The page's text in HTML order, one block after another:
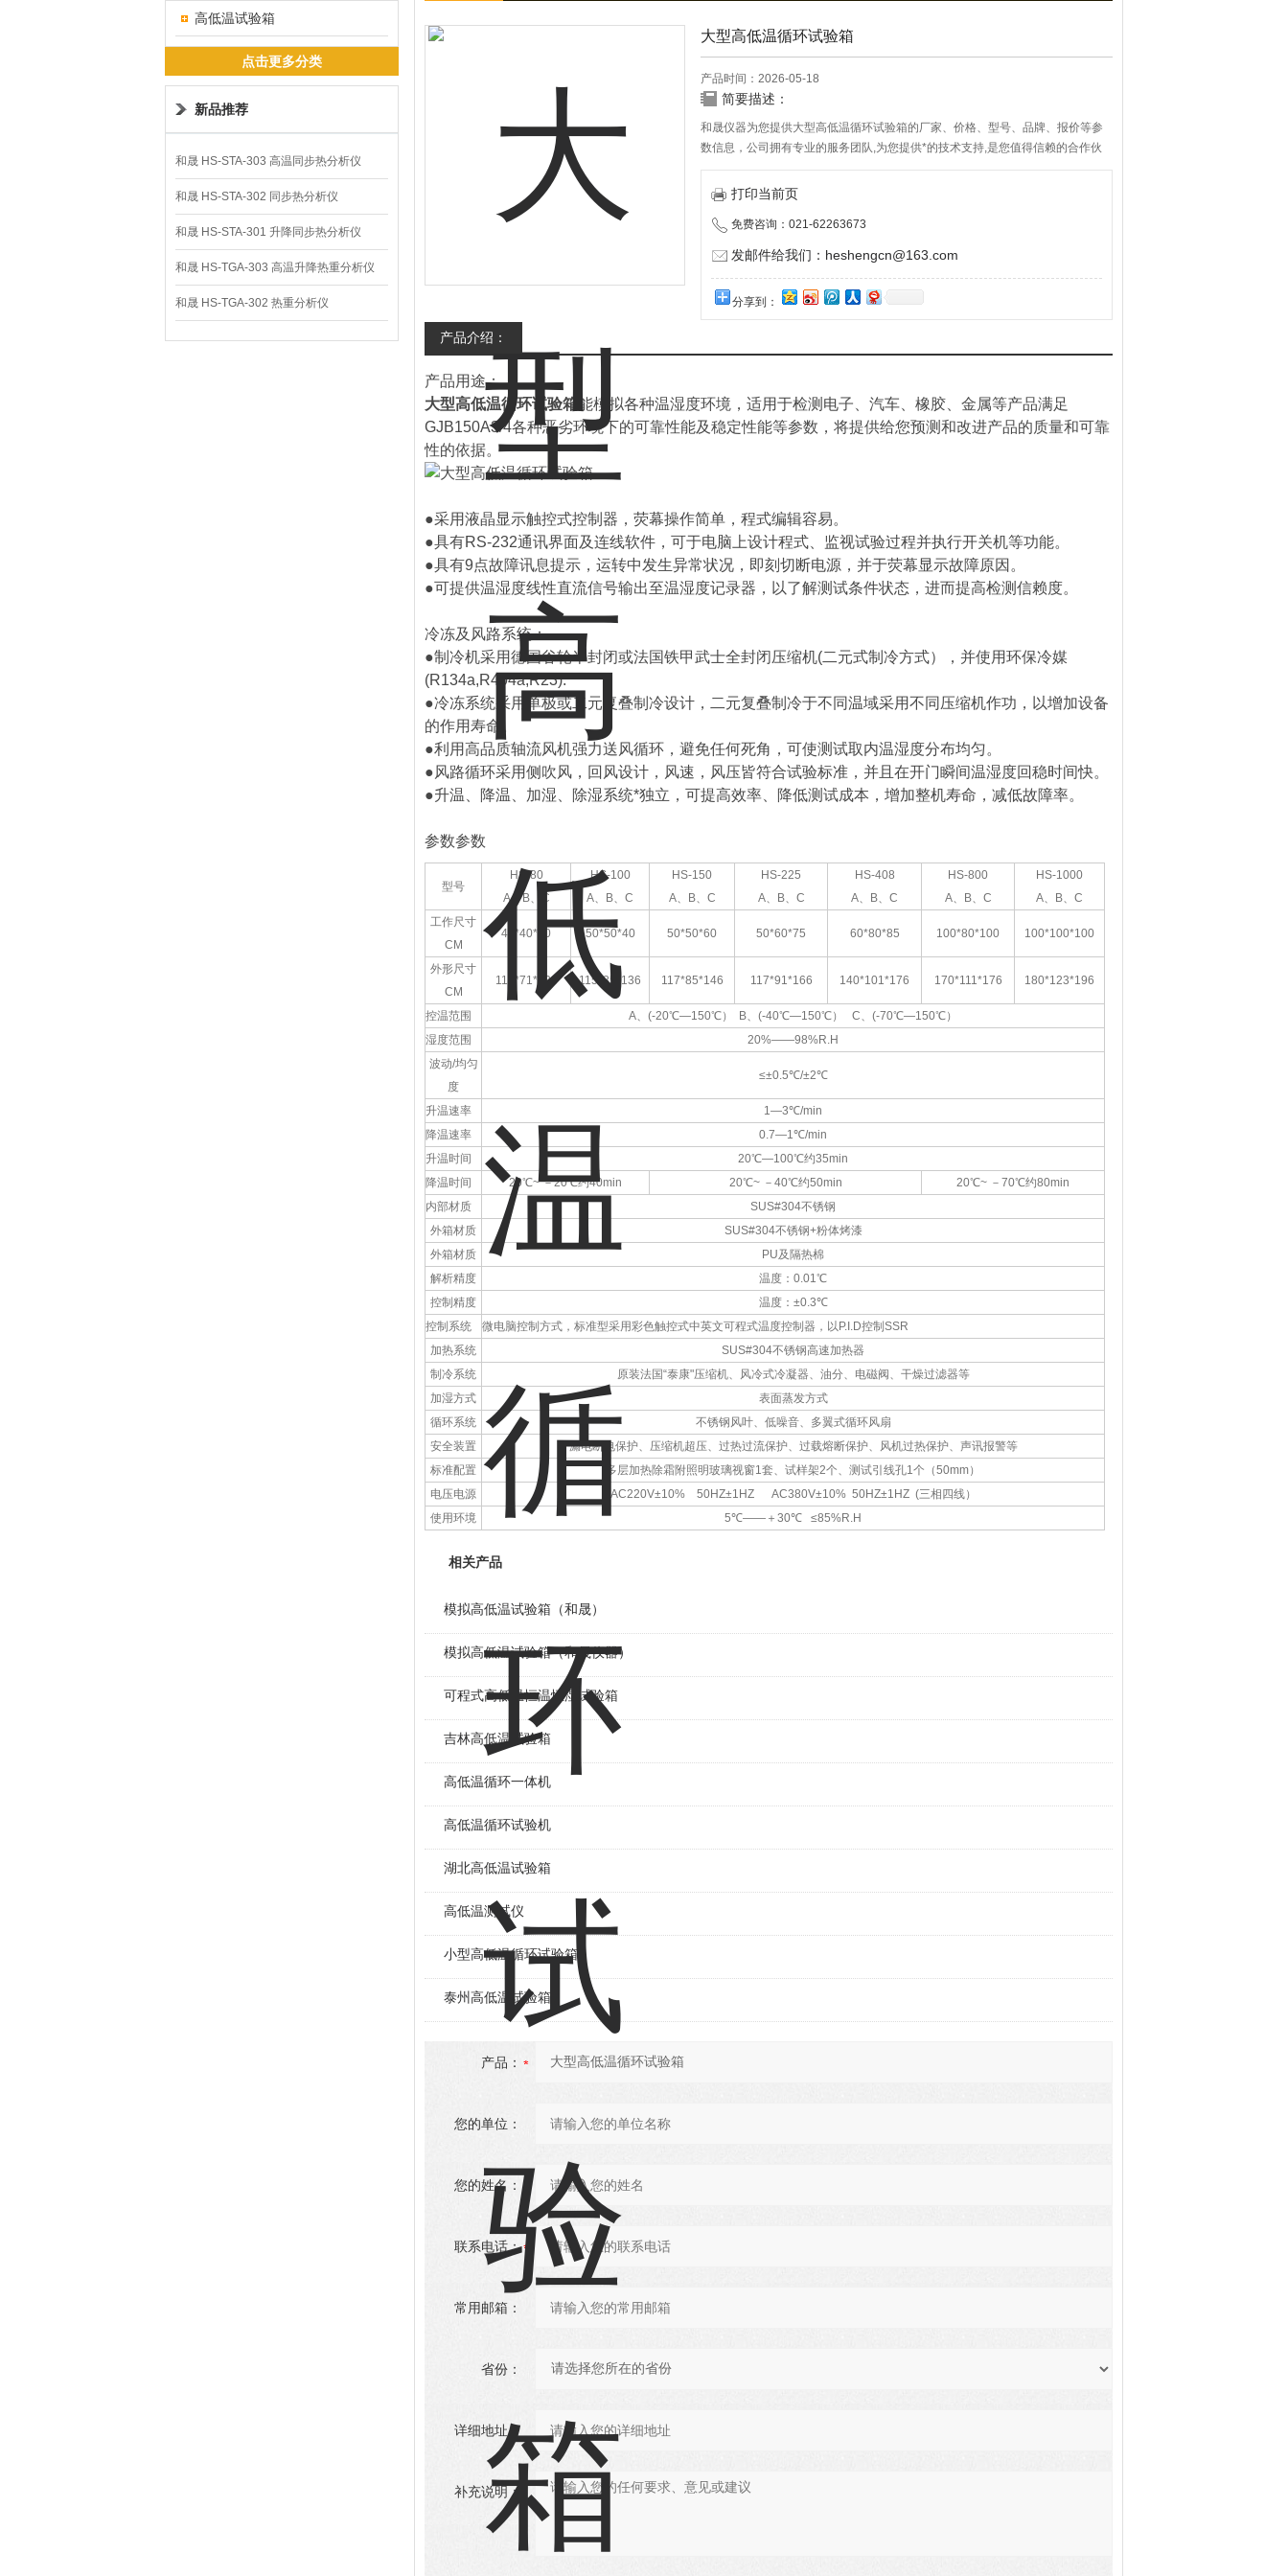
高低温试验箱
点击更多分类
新品推荐
和晟 HS-STA-303 高温同步热分析仪
和晟 HS-STA-302 同步热分析仪
和晟 HS-STA-301 升降同步热分析仪
和晟 HS-TGA-303 高温升降热重分析仪
和晟 HS-TGA-302 热重分析仪
大型高低温循环试验箱
产品时间：2026-05-18
简要描述：
和晟仪器为您提供大型高低温循环试验箱的厂家、价格、型号、品牌、报价等参
数信息，公司拥有专业的服务团队,为您提供*的技术支持,是您值得信赖的合作伙
伴。
打印当前页
免费咨询：021-62263673
发邮件给我们：heshengcn@163.com
分享到：
产品介绍：
产品用途：
大型高低温循环试验箱 能模拟各种温湿度环境，适用于检测电子、汽车、橡胶、金属等产品满足
GJB150A3/4各种恶劣环境下的可靠性能及稳定性能等参数，将提供给您预测和改进产品的质量和可靠
性的依据。
●采用液晶显示触控式控制器，荧幕操作简单，程式编辑容易。
●具有RS-232通讯界面及连线软件，可于电脑上设计程式、监视试验过程并执行开关机等功能。
●具有9点故障讯息提示，运转中发生异常状况，即刻切断电源，并于荧幕显示故障原因。
●可提供温湿度线性直流信号输出至温湿度记录器，以了解测试条件状态，进而提高检测信赖度。
冷冻及风路系统：
●制冷机采用德国谷轮半封闭或法国铁甲武士全封闭压缩机(二元式制冷方式），并使用环保冷媒
(R134a,R404a,R23).
●冷冻系统采用单极或二元复叠制冷设计，二元复叠制冷于不同温域采用不同压缩机作功，以增加设备
的作用寿命。
●利用高品质轴流风机强力送风循环，避免任何死角，可使测试取内温湿度分布均匀。
●风路循环采用侧吹风，回风设计，风速，风压皆符合试验标准，并且在开门瞬间温湿度回稳时间快。
●升温、降温、加湿、除湿系统*独立，可提高效率、降低测试成本，增加整机寿命，减低故障率。
参数参数
型号
HS-80
A、B、C
HS-100
A、B、C
HS-150
A、B、C
HS-225
A、B、C
HS-408
A、B、C
HS-800
A、B、C
HS-1000
A、B、C
工作尺寸
CM
40*40*50 50*50*40 50*50*60 50*60*75 60*80*85 100*80*100 100*100*100
外形尺寸
CM
110*71*136 115*85*136 117*85*146 117*91*166 140*101*176 170*111*176 180*123*196
控温范围
A、(-20℃—150℃） B、(-40℃—150℃） C、(-70℃—150℃）
湿度范围
20%——98%R.H
波动/均匀
度
≤±0.5℃/±2℃
升温速率
1—3℃/min
降温速率
0.7—1℃/min
升温时间
20℃—100℃约35min
降温时间
20℃~ －20℃约40min 20℃~ －40℃约50min
20℃~ －70℃约80min
内部材质
SUS#304不锈钢
外箱材质
SUS#304不锈钢+粉体烤漆
外箱材质
PU及隔热棉
解析精度
温度：0.01℃
控制精度
温度： ±0.3℃
控制系统
微电脑控制方式，标准型采用彩色触控式中英文可程式温度控制器，以P.I.D控制SSR
加热系统
SUS#304不锈钢高速加热器
制冷系统
原装法国“泰康"压缩机、风冷式冷凝器、油分、电磁阀、干燥过滤器等
加湿方式
表面蒸发方式
循环系统
不锈钢风叶、低噪音、多翼式循环风扇
安全装置
漏电断电保护、压缩机超压、过热过流保护、过载熔断保护、风机过热保护、声讯报警等
标准配置
多层加热除霜附照明玻璃视窗1套、试样架2个、测试引线孔1个（50mm）
电压电源
AC220V±10%50HZ±1HZ AC380V±10%50HZ±1HZ (三相四线）
使用环境
5℃——＋30℃ ≤85%R.H
相关产品
模拟高低温试验箱（和晟）
模拟高低温试验箱（和晟仪器）
可程式高低温恒温恒湿试验箱
吉林高低温试验箱
高低温循环一体机
高低温循环试验机
湖北高低温试验箱
高低温测试仪
小型高低温循环试验箱
泰州高低温试验箱
产品：
您的单位：
您的姓名：
联系电话：
常用邮箱：
省份：
详细地址：
补充说明：